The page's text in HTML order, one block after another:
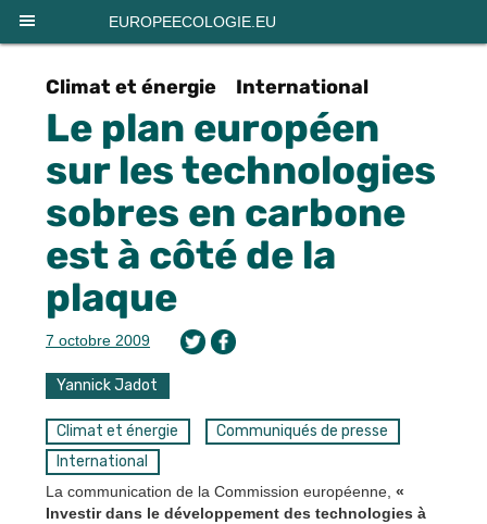
EUROPEECOLOGIE.EU
Climat et énergie International
Le plan européen
sur les technologies
sobres en carbone
est à côté de la
plaque
7 octobre 2009
Yannick Jadot
Climat et énergie
Communiqués de presse
International
La communication de la Commission européenne, «
Investir dans le développement des technologies à